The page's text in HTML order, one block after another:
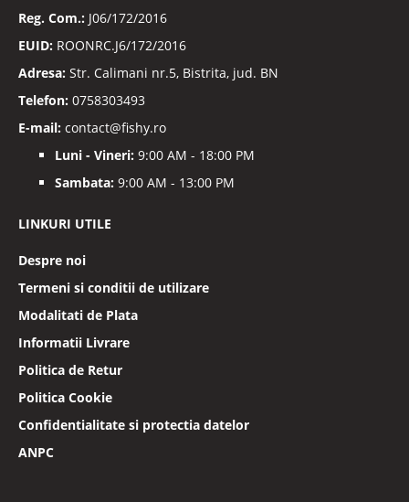
Reg. Com.: J06/172/2016
EUID: ROONRC.J6/172/2016
Adresa: Str. Calimani nr.5, Bistrita, jud. BN
Telefon: 0758303493
E-mail: contact@fishy.ro
Luni - Vineri: 9:00 AM - 18:00 PM
Sambata: 9:00 AM - 13:00 PM
LINKURI UTILE
Despre noi
Termeni si conditii de utilizare
Modalitati de Plata
Informatii Livrare
Politica de Retur
Politica Cookie
Confidentialitate si protectia datelor
ANPC